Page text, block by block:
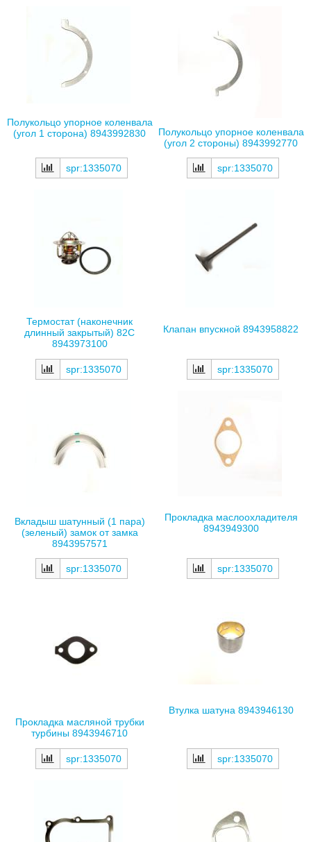
Полукольцо упорное коленвала
(угол 1 сторона) 8943992830
spr:1335070
Полукольцо упорное коленвала
(угол 2 стороны) 8943992770
spr:1335070
Термостат (наконечник
длинный закрытый) 82С
8943973100
spr:1335070
Клапан впускной 8943958822
spr:1335070
Вкладыш шатунный (1 пара)
(зеленый) замок от замка
8943957571
spr:1335070
Прокладка маслоохладителя
8943949300
spr:1335070
Прокладка масляной трубки
турбины 8943946710
spr:1335070
Втулка шатуна 8943946130
spr:1335070